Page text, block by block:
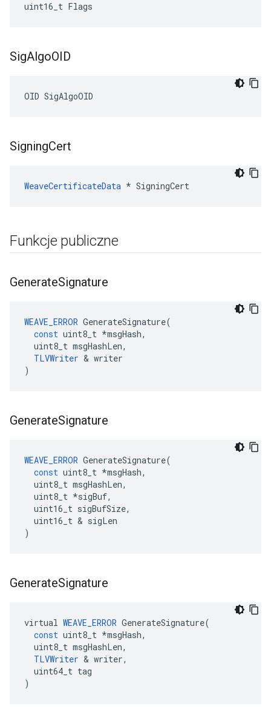
uint16_t Flags
SigAlgoOID
OID SigAlgoOID
SigningCert
WeaveCertificateData * SigningCert
Funkcje publiczne
GenerateSignature
WEAVE_ERROR GenerateSignature(
const uint8_t *msgHash,
uint8_t msgHashLen,
TLVWriter & writer
)
GenerateSignature
WEAVE_ERROR GenerateSignature(
const uint8_t *msgHash,
uint8_t msgHashLen,
uint8_t *sigBuf,
uint16_t sigBufSize,
uint16_t & sigLen
)
GenerateSignature
virtual WEAVE_ERROR GenerateSignature(
const uint8_t *msgHash,
uint8_t msgHashLen,
TLVWriter & writer,
uint64_t tag
)